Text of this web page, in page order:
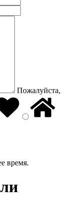
Пожалуйста,
время.